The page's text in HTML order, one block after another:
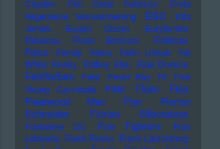
Clapton
Eric Drew Feldman
Erste
Allgemeine Verunsicherung
ESC
Etta
James
Eugen Cicero
Eurythmics
Fabulous Freak Brothers
Faithless
Falco Family Farce Farin Urlaub
Fat
White Family Fatboy Slim Fats Domino
Fehlfarben Feist Fever Ray Fil
Fine
Young Cannibals
FINK Flake
Flea
Fleetwood Mac
Fler
Florian
Schneider
Florian Silbereisen
Fontaines DC Foo Fighters
Fran
Lebowitz Frank Farian Frank Laufenberg